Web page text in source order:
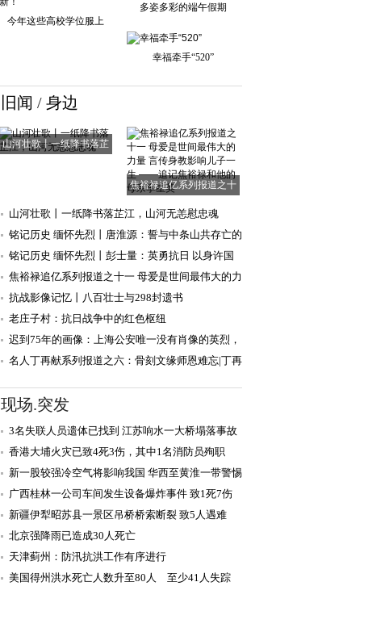
今年这些高校学位服上
多姿多彩的端午假期
幸福牵手“520”
旧闻 / 身边
山河壮歌丨一纸降书落芷
焦裕禄追亿系列报道之十
山河壮歌丨一纸降书落芷江，山河无恙慰忠魂
铭记历史 缅怀先烈丨唐淮源：誓与中条山共存亡的
抗日英烈
铭记历史 缅怀先烈丨彭士量：英勇抗日 以身许国
焦裕禄追亿系列报道之十一 母爱是世间最伟大的力
量 言传身教
抗战影像记忆丨八百壮士与298封遗书
老庄子村：抗日战争中的红色枢纽
迟到75年的画像：上海公安唯一没有肖像的英烈，
重现年轻模样
名人丁再献系列报道之六：骨刻文缘师恩难忘|丁再
现场.突发
3名失联人员遗体已找到 江苏响水一大桥塌落事故
造成5人死亡
香港大埔火灾已致4死3伤，其中1名消防员殉职
新一股较强冷空气将影响我国 华西至黄淮一带警惕
持续降雨致灾
广西桂林一公司车间发生设备爆炸事件 致1死7伤
新疆伊犁昭苏县一景区吊桥桥索断裂 致5人遇难
北京强降雨已造成30人死亡
天津蓟州：防汛抗洪工作有序进行
美国得州洪水死亡人数升至80人 至少41人失踪